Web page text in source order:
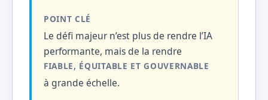
POINT CLÉ
Le défi majeur n’est plus de rendre l’IA
performante, mais de la rendre
FIABLE, ÉQUITABLE ET GOUVERNABLE
à grande échelle.